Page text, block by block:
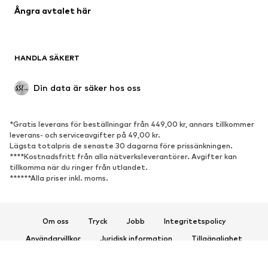
Upcycling
Nytt
Boots & stövlar
Lågskor
SPORT
Sportkläder
Sporttyper
Sportskor
ACCESSOARER
Ångra avtalet här
HANDLA SÄKERT
Din data är säker hos oss
*Gratis leverans för beställningar från 449,00 kr, annars tillkommer
leverans- och serviceavgifter på 49,00 kr.
Lägsta totalpris de senaste 30 dagarna före prissänkningen.
****Kostnadsfritt från alla nätverksleverantörer. Avgifter kan
tillkomma när du ringer från utlandet.
******Alla priser inkl. moms.
Om oss Tryck Jobb
Integritetspolicy
Användarvillkor
Juridisk information
Tillgänglighet